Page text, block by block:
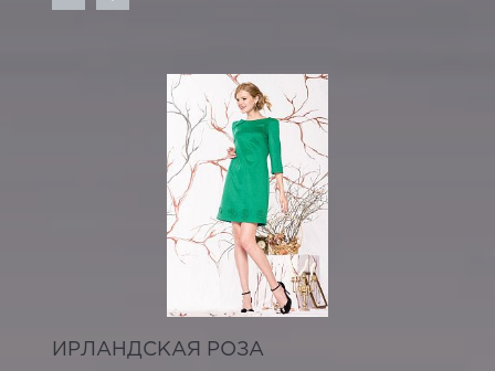
ИРЛАНДСКАЯ РОЗА